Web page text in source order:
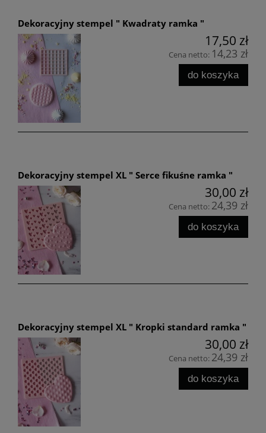
Dekoracyjny stempel " Kwadraty ramka "
17,50 zł
Cena netto: 14,23 zł
do koszyka
Dekoracyjny stempel XL " Serce fikuśne ramka "
30,00 zł
Cena netto: 24,39 zł
do koszyka
Dekoracyjny stempel XL " Kropki standard ramka "
30,00 zł
Cena netto: 24,39 zł
do koszyka